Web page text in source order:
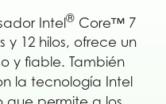
Intel® Core™ 7
y 12 hilos, ofrece un
y fiable. También
la tecnología Intel